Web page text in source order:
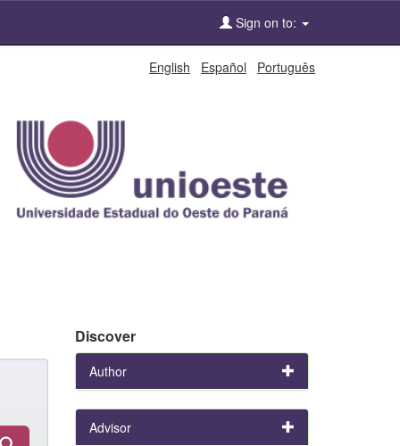
Sign on to:
English Español Português
Discover
Author
Advisor